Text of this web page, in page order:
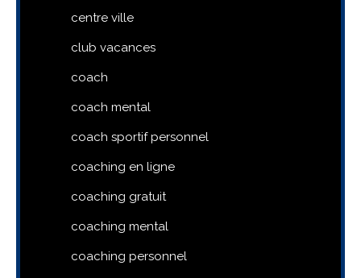
centre ville
club vacances
coach
coach mental
coach sportif personnel
coaching en ligne
coaching gratuit
coaching mental
coaching personnel